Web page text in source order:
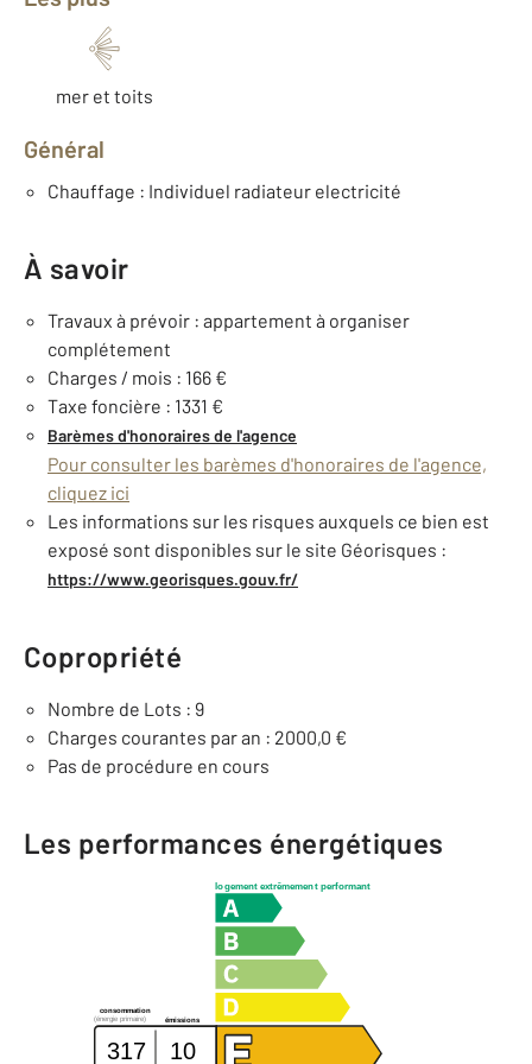
mer et toits
Général
Chauffage : Individuel radiateur electricité
À savoir
Travaux à prévoir : appartement à organiser
complétement
Charges / mois : 166 €
Taxe foncière : 1331 €
Barèmes d'honoraires de l'agence
Pour consulter les barèmes d'honoraires de l'agence,
cliquez ici
Les informations sur les risques auxquels ce bien est
exposé sont disponibles sur le site Géorisques :
https://www.georisques.gouv.fr/
Copropriété
Nombre de Lots : 9
Charges courantes par an : 2000,0 €
Pas de procédure en cours
Les performances énergétiques
logement extrêmement performant
consommation
émissions
(énergie primaire)
317 10